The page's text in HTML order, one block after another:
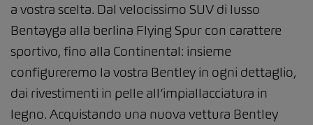
a vostra scelta. Dal velocissimo SUV di lusso
Bentayga alla berlina Flying Spur con carattere
sportivo, fino alla Continental: insieme
configureremo la vostra Bentley in ogni dettaglio,
dai rivestimenti in pelle all’impiallacciatura in
legno. Acquistando una nuova vettura Bentley